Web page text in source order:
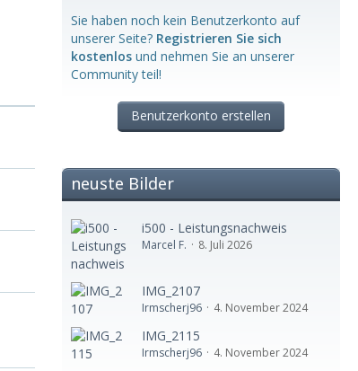
Sie haben noch kein Benutzerkonto auf
unserer Seite? Registrieren Sie sich
kostenlos und nehmen Sie an unserer
Community teil!
Benutzerkonto erstellen
neuste Bilder
i500 - Leistungsnachweis
Marcel F. 8. Juli 2026
IMG_2107
Irmscherj96 4. November 2024
IMG_2115
Irmscherj96 4. November 2024